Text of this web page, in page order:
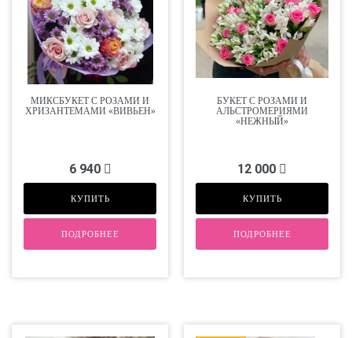
МИКСБУКЕТ С РОЗАМИ И
ХРИЗАНТЕМАМИ «ВИВЬЕН»
6 940
КУПИТЬ
ПОДРОБНЕЕ
БУКЕТ С РОЗАМИ И
АЛЬСТРОМЕРИЯМИ
«НЕЖНЫЙ»
12 000
КУПИТЬ
ПОДРОБНЕЕ